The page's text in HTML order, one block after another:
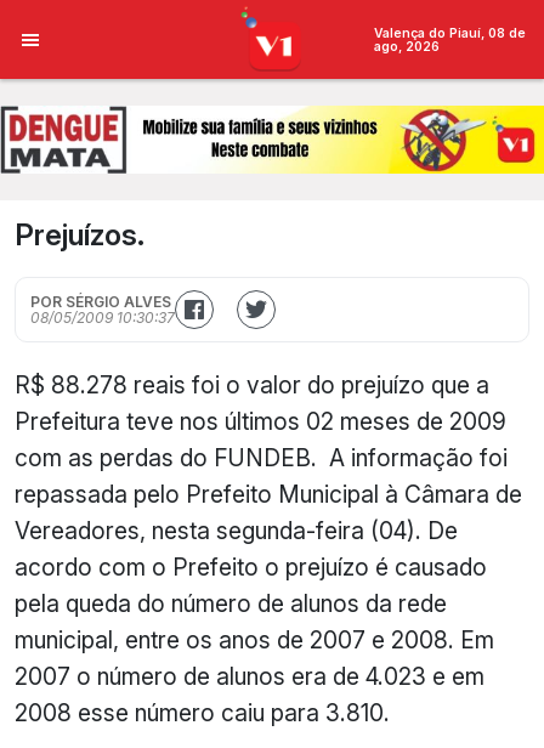
Valença do Piauí, 08 de
ago, 2026
Prejuízos.
POR SÉRGIO ALVES
08/05/2009 10:30:37
R$ 88.278 reais foi o valor do prejuízo que a
Prefeitura teve nos últimos 02 meses de 2009
com as perdas do FUNDEB. A informação foi
repassada pelo Prefeito Municipal à Câmara de
Vereadores, nesta segunda-feira (04). De
acordo com o Prefeito o prejuízo é causado
pela queda do número de alunos da rede
municipal, entre os anos de 2007 e 2008. Em
2007 o número de alunos era de 4.023 e em
2008 esse número caiu para 3.810.